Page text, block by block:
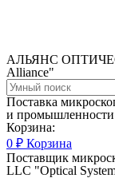
АЛЬЯНС
Alliance"
Поставка
и промышленности
Корзина:
0 ₽ Корзина
Поставщик
LLC "Optical